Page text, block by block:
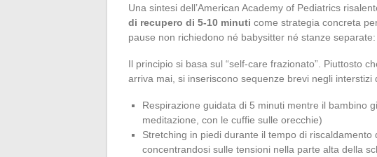
Una sintesi dell’American Academy of Pediatrics
di recupero di 5-10 minuti come strategia concreta
pause non richiedono né babysitter né stanze
Il principio si basa sul “self-care frazionato”. Piuttosto
arriva mai, si inseriscono sequenze brevi negli
Respirazione guidata di 5 minuti mentre il bambino
meditazione, con le cuffie sulle orecchie)
Stretching in piedi durante il tempo di riscaldamento
concentrandosi sulle tensioni nella parte alta della